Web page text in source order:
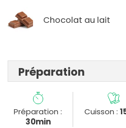
Chocolat au lait
Préparation
Préparation :
30min
Cuisson :